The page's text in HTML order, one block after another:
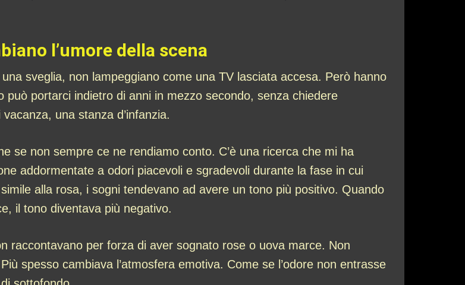
l’umore della scena
sveglia, non lampeggiano come una TV lasciata accesa. Però hanno
portarci indietro di anni in mezzo secondo, senza chiedere
una stanza d’infanzia.
se non sempre ce ne rendiamo conto. C’è una ricerca che mi ha
addormentate a odori piacevoli e sgradevoli durante la fase in cui
alla rosa, i sogni tendevano ad avere un tono più positivo. Quando
il tono diventava più negativo.
raccontavano per forza di aver sognato rose o uova marce. Non
spesso cambiava l’atmosfera emotiva. Come se l’odore non entrasse